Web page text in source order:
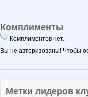
Комплименты
Комплиментов нет.
Вы не авторизованы! Чтобы
Метки лидеров